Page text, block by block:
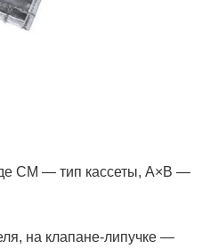
СМ — тип кассеты, А×В —
на клапане-липучке —